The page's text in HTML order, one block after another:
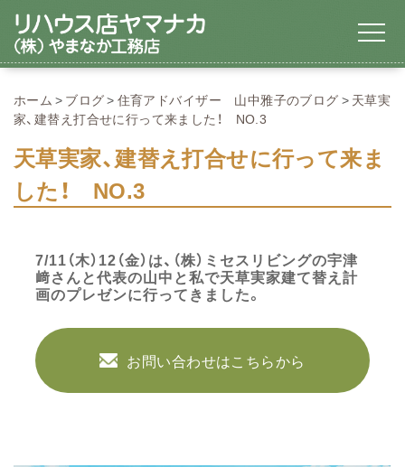
ホーム ブログ 住育アドバイザー 山中雅子のブログ
天草実
家、建替え打合せに行って来ました！ NO.3
天草実家、建替え打合せに行って来ま
した！ NO.3
7/11（木）12（金）は、（株）ミセスリビングの宇津
﨑さんと代表の山中と私で天草実家建て替え計
画のプレゼンに行ってきました。
お問い合わせはこちらから